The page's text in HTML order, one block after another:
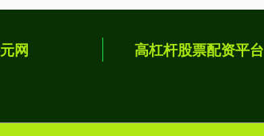
网 高杠杆股票配资平台